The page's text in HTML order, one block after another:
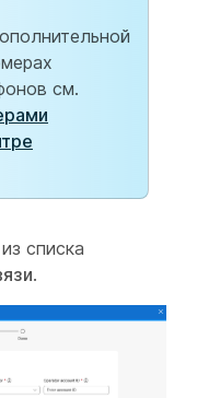
см.
из списка
.